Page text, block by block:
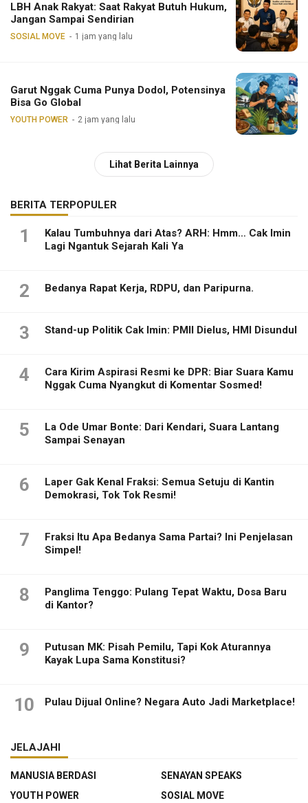
LBH Anak Rakyat: Saat Rakyat Butuh Hukum,
Jangan Sampai Sendirian
SOSIAL MOVE 1 jam yang lalu
Garut Nggak Cuma Punya Dodol, Potensinya
Bisa Go Global
YOUTH POWER 2 jam yang lalu
Lihat Berita Lainnya
BERITA TERPOPULER
1
Kalau Tumbuhnya dari Atas? ARH: Hmm… Cak Imin
Lagi Ngantuk Sejarah Kali Ya
2 Bedanya Rapat Kerja, RDPU, dan Paripurna.
3 Stand-up Politik Cak Imin: PMII Dielus, HMI Disundul
4
Cara Kirim Aspirasi Resmi ke DPR: Biar Suara Kamu
Nggak Cuma Nyangkut di Komentar Sosmed!
5
La Ode Umar Bonte: Dari Kendari, Suara Lantang
Sampai Senayan
6
Laper Gak Kenal Fraksi: Semua Setuju di Kantin
Demokrasi, Tok Tok Resmi!
7
Fraksi Itu Apa Bedanya Sama Partai? Ini Penjelasan
Simpel!
8
Panglima Tenggo: Pulang Tepat Waktu, Dosa Baru
di Kantor?
9
Putusan MK: Pisah Pemilu, Tapi Kok Aturannya
Kayak Lupa Sama Konstitusi?
10 Pulau Dijual Online? Negara Auto Jadi Marketplace!
JELAJAHI
MANUSIA BERDASI
SENAYAN SPEAKS
YOUTH POWER
SOSIAL MOVE